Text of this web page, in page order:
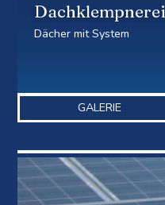
Dachklempnerei
Dächer mit System
GALERIE